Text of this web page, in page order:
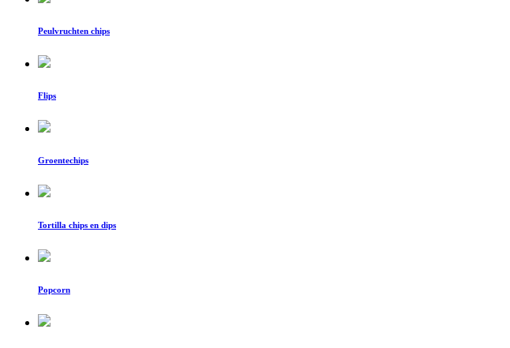
Peulvruchten chips
Flips
Groentechips
Tortilla chips en dips
Popcorn